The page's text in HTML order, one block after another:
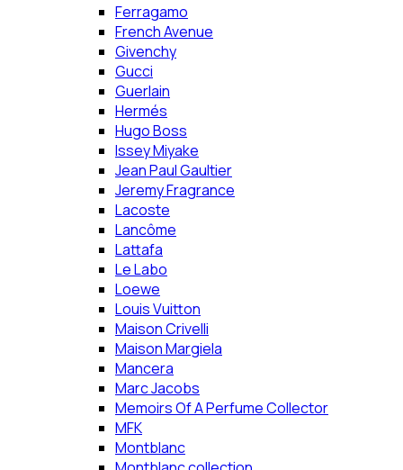
Ferragamo
French Avenue
Givenchy
Gucci
Guerlain
Hermés
Hugo Boss
Issey Miyake
Jean Paul Gaultier
Jeremy Fragrance
Lacoste
Lancôme
Lattafa
Le Labo
Loewe
Louis Vuitton
Maison Crivelli
Maison Margiela
Mancera
Marc Jacobs
Memoirs Of A Perfume Collector
MFK
Montblanc